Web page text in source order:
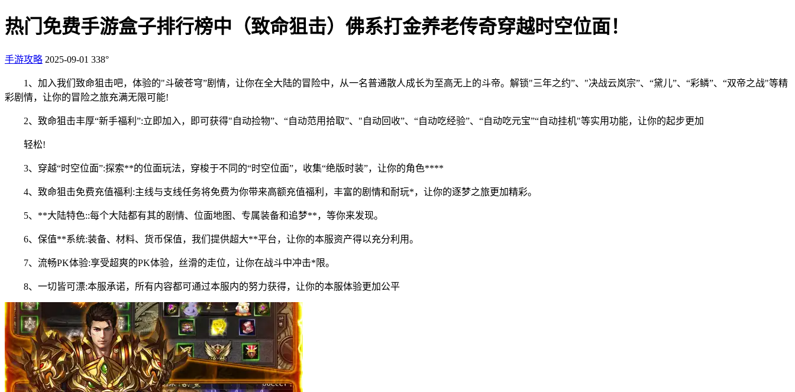
热门免费手游盒子排行榜中（致命狙击）佛系打金养老传奇穿越时空位面！
手游攻略 2025-09-01 338°
1、加入我们致命狙击吧，体验的"斗破苍穹”剧情，让你在全大陆的冒险中，从一名普通散人成长为至高无上的斗帝。解锁"三年之约”、"决战云岚宗”、“黛儿”、“彩鳞”、“双帝之战"等精
彩剧情，让你的冒险之旅充满无限可能!
2、致命狙击丰厚“新手福利”:立即加入，即可获得"自动捡物”、“自动范用拾取”、"自动回收”、“自动吃经验”、“自动吃元宝”“自动挂机"等实用功能，让你的起步更加
轻松!
3、穿越“时空位面”:探索**的位面玩法，穿梭于不同的“时空位面”，收集“绝版时装”，让你的角色****
4、致命狙击免费充值福利:主线与支线任务将免费为你带来高额充值福利，丰富的剧情和耐玩*，让你的逐梦之旅更加精彩。
5、**大陆特色::每个大陆都有其的剧情、位面地图、专属装备和追梦**，等你来发现。
6、保值**系统:装备、材料、货币保值，我们提供超大**平台，让你的本服资产得以充分利用。
7、流畅PK体验:享受超爽的PK体验，丝滑的走位，让你在战斗中冲击*限。
8、一切皆可漂:本服承诺，所有内容都可通过本服内的努力获得，让你的本服体验更加公平